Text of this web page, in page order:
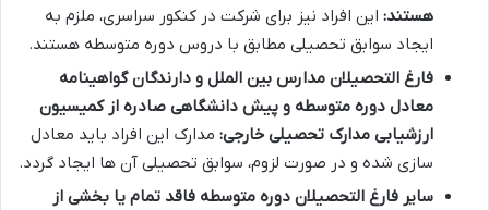
هستند: این افراد نیز برای شرکت در کنکور سراسری، ملزم به
ایجاد سوابق تحصیلی مطابق با دروس دوره متوسطه هستند.
فارغ التحصیلان مدارس بین الملل و دارندگان گواهینامه
معادل دوره متوسطه و پیش دانشگاهی صادره از کمیسیون
ارزشیابی مدارک تحصیلی خارجی: مدارک این افراد باید معادل
سازی شده و در صورت لزوم، سوابق تحصیلی آن ها ایجاد گردد.
سایر فارغ التحصیلان دوره متوسطه فاقد تمام یا بخشی از